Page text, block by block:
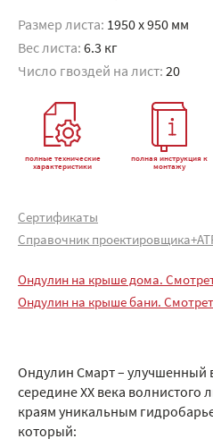
Размер листа: 1950 x 950 мм
Вес листа: 6.3 кг
Число гвоздей на лист: 20
полные технические
характеристики
полная инструкция к
монтажу
Сертификаты
Справочник
Ондулин на крыше дома.
Ондулин на крыше бани.
Ондулин Смарт – улучшенный
середине XX века волнистого
краям уникальным
который: